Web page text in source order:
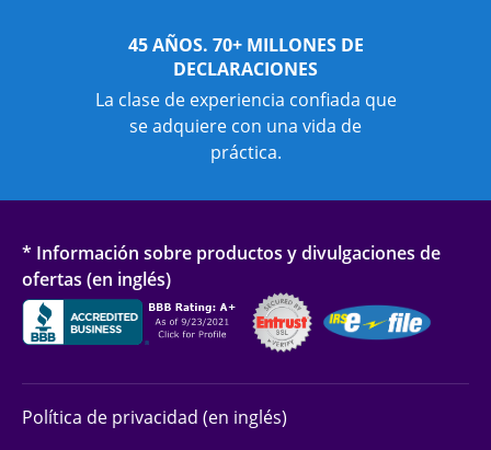
45 AÑOS. 70+ MILLONES DE
DECLARACIONES
La clase de experiencia confiada que
se adquiere con una vida de
práctica.
* Información sobre productos y divulgaciones de
ofertas (en inglés)
Política de privacidad (en inglés)